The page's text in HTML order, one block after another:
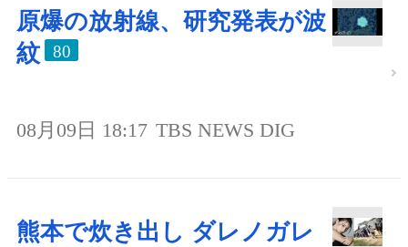
原爆の放射線、研究発表が波
紋
80
08月09日 18:17 TBS NEWS DIG
熊本で炊き出し ダレノガレ